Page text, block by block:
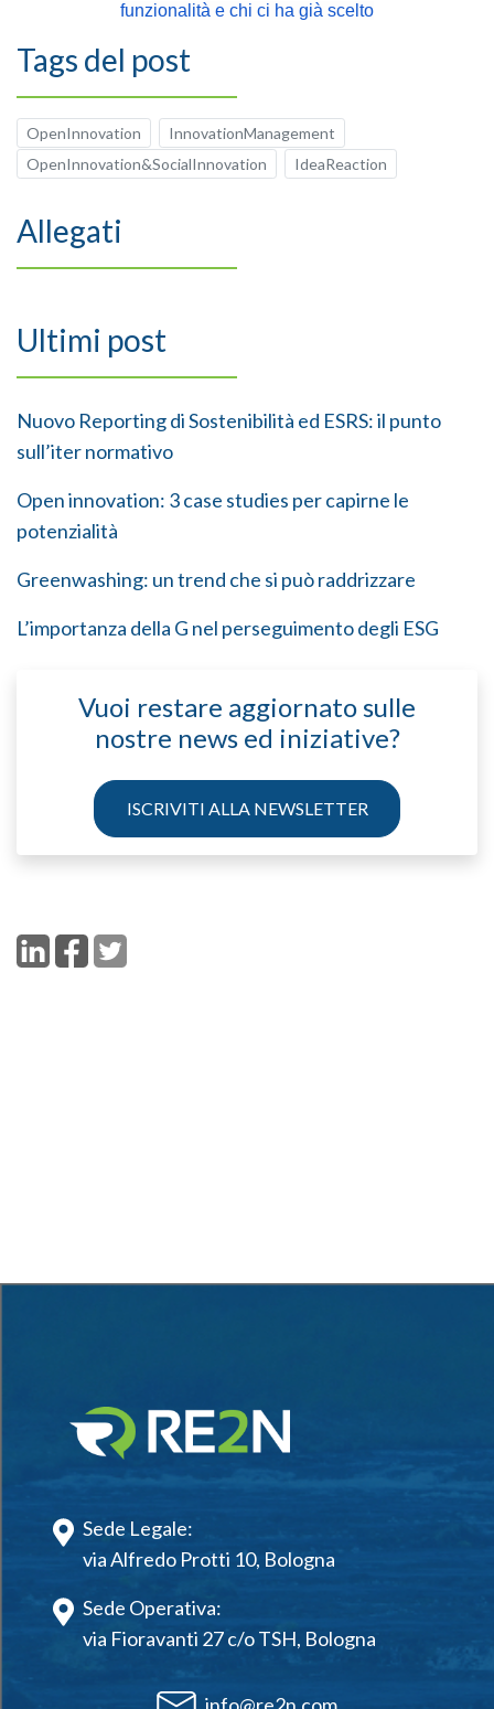
funzionalità e chi ci ha già scelto
Tags del post
OpenInnovation
InnovationManagement
OpenInnovation&SocialInnovation
IdeaReaction
Allegati
Ultimi post
Nuovo Reporting di Sostenibilità ed ESRS: il punto
sull’iter normativo
Open innovation: 3 case studies per capirne le
potenzialità
Greenwashing: un trend che si può raddrizzare
L’importanza della G nel perseguimento degli ESG
Vuoi restare aggiornato sulle
nostre news ed iniziative?
ISCRIVITI ALLA NEWSLETTER
Sede Legale:
via Alfredo Protti 10, Bologna
Sede Operativa:
via Fioravanti 27 c/o TSH, Bologna